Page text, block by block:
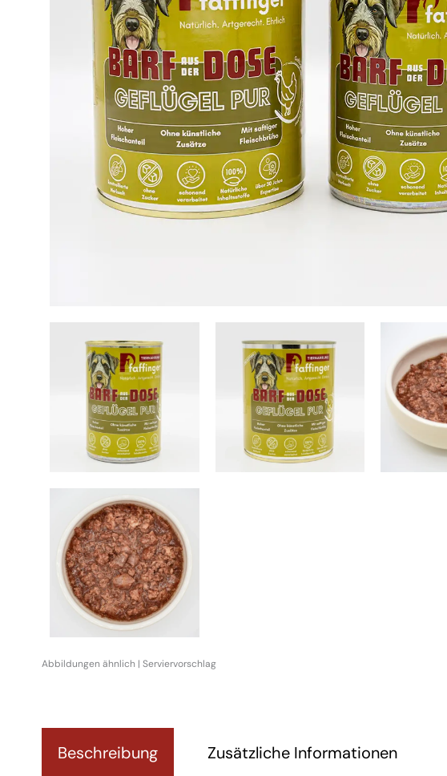
Beschreibung Zusätzliche Informationen